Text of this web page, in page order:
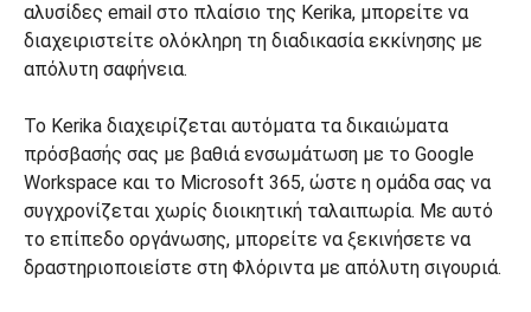
αλυσίδες email στο πλαίσιο της Kerika, μπορείτε να
διαχειριστείτε ολόκληρη τη διαδικασία εκκίνησης με
απόλυτη σαφήνεια.
Το Kerika διαχειρίζεται αυτόματα τα δικαιώματα
πρόσβασής σας με βαθιά ενσωμάτωση με το Google
Workspace και το Microsoft 365, ώστε η ομάδα σας να
συγχρονίζεται χωρίς διοικητική ταλαιπωρία. Με αυτό
το επίπεδο οργάνωσης, μπορείτε να ξεκινήσετε να
δραστηριοποιείστε στη Φλόριντα με απόλυτη σιγουριά.